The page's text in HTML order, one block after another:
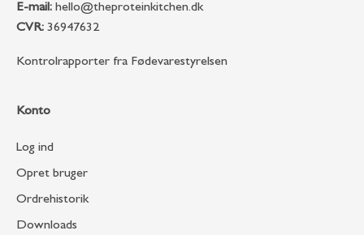
E-mail: hello@theproteinkitchen.dk
CVR:36947632
Kontrolrapporter fra Fødevarestyrelsen
Konto
Log ind
Opret bruger
Ordrehistorik
Downloads